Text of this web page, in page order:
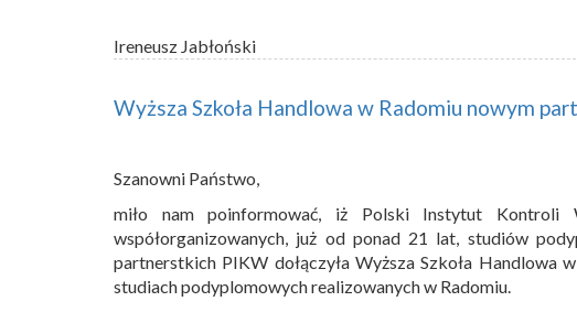
Ireneusz Jabłoński
Wyższa Szkoła Handlowa w Radomiu nowym
Szanowni Państwo,
miło nam poinformować, iż Polski Instytut Kontroli
współorganizowanych, już od ponad 21 lat, studiów
partnerstkich PIKW dołączyła Wyższa Szkoła Handlowa
studiach podyplomowych realizowanych w Radomiu.